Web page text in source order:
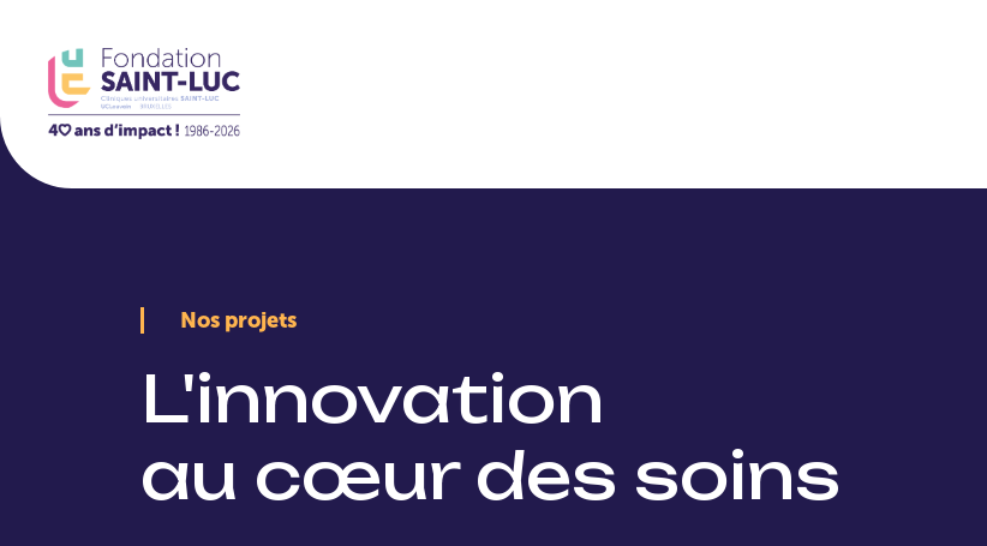
Nos projets
L'innovation
au cœur des soins